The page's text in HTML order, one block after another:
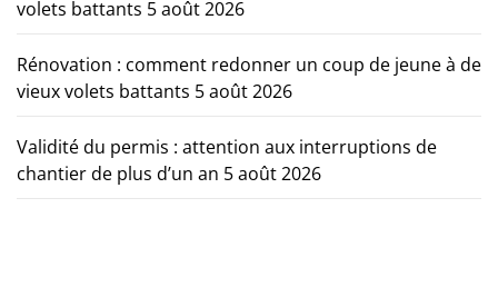
volets battants 5 août 2026
Rénovation : comment redonner un coup de jeune à de
vieux volets battants 5 août 2026
Validité du permis : attention aux interruptions de
chantier de plus d’un an 5 août 2026